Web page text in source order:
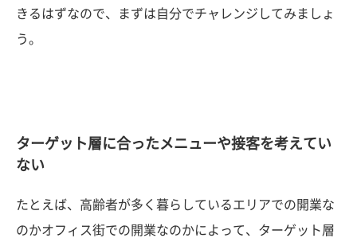
きるはずなので、まずは自分でチャレンジしてみましょ
う。
ターゲット層に合ったメニューや接客を考えてい
ない
たとえば、高齢者が多く暮らしているエリアでの開業な
のかオフィス街での開業なのかによって、ターゲット層